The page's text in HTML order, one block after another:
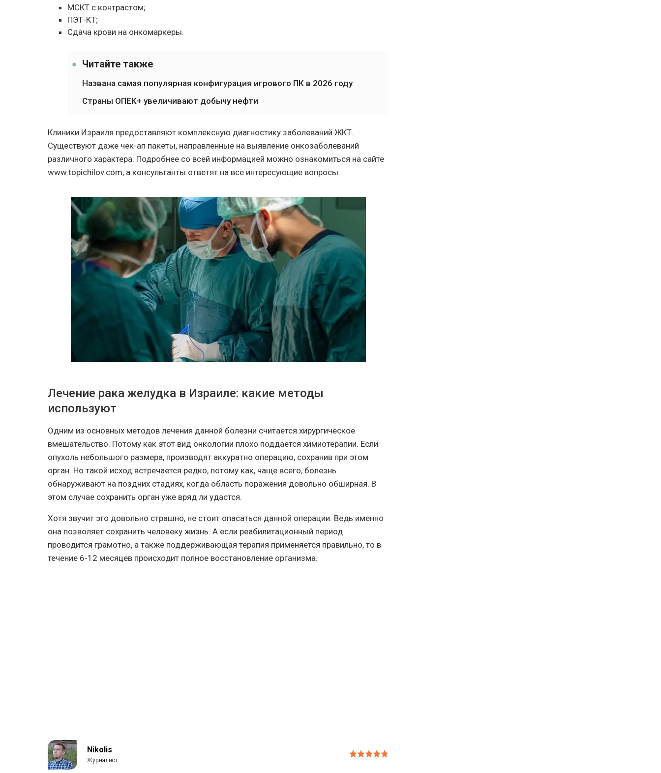
МСКТ с контрастом;
ПЭТ-КТ;
Сдача крови на онкомаркеры.
Читайте также
Названа самая популярная конфигурация игрового ПК в 2026 году
Страны ОПЕК+ увеличивают добычу нефти
Клиники Израиля предоставляют комплексную диагностику заболеваний ЖКТ.
Существуют даже чек-ап пакеты, направленные на выявление онкозаболеваний
различного характера. Подробнее со всей информацией можно ознакомиться на сайте
www.topichilov.com, а консультанты ответят на все интересующие вопросы.
Лечение рака желудка в Израиле: какие методы
используют
Одним из основных методов лечения данной болезни считается хирургическое
вмешательство. Потому как этот вид онкологии плохо поддается химиотерапии. Если
опухоль небольшого размера, производят аккуратно операцию, сохранив при этом
орган. Но такой исход встречается редко, потому как, чаще всего, болезнь
обнаруживают на поздних стадиях, когда область поражения довольно обширная. В
этом случае сохранить орган уже вряд ли удастся.
Хотя звучит это довольно страшно, не стоит опасаться данной операции. Ведь именно
она позволяет сохранить человеку жизнь. А если реабилитационный период
проводится грамотно, а также поддерживающая терапия применяется правильно, то в
течение 6-12 месяцев происходит полное восстановление организма.
Nikolis